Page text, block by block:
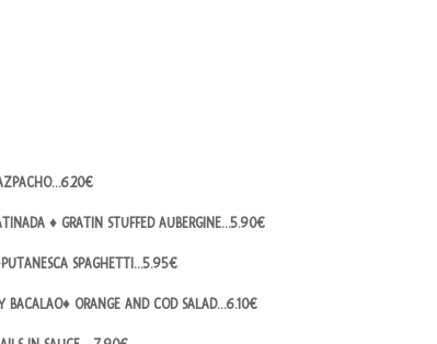
♦ GRATIN STUFFED AUBERGINE…5.90€
SPAGHETTI…5.95€
BACALAO♦ ORANGE AND COD SALAD…6.10€